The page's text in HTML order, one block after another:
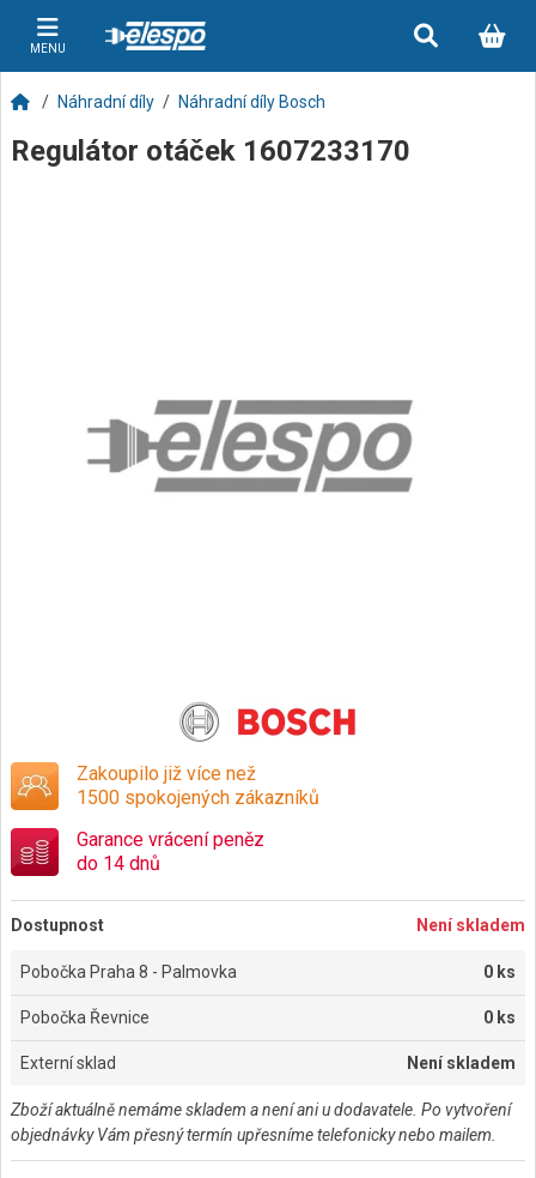
MENU
Náhradní díly Náhradní díly Bosch
Regulátor otáček 1607233170
Zakoupilo již více než
1500 spokojených zákazníků
Garance vrácení peněz
do 14 dnů
Dostupnost Není skladem
Pobočka Praha 8 - Palmovka 0 ks
Pobočka Řevnice 0 ks
Externí sklad Není skladem
Zboží aktuálně nemáme skladem a není ani u dodavatele. Po vytvoření
objednávky Vám přesný termín upřesníme telefonicky nebo mailem.